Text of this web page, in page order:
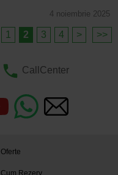
4 noiembrie 2025
1 2 3 4 > >>
CallCenter
Oferte